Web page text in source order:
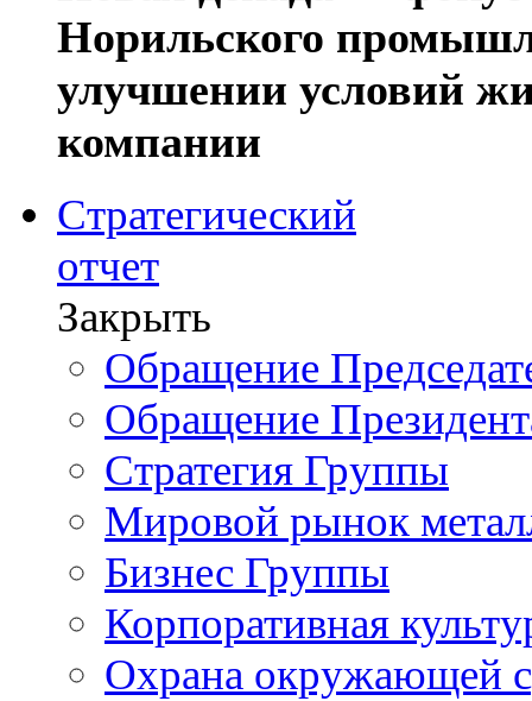
Норильского
улучшении условий
компании
Стратегический
отчет
Закрыть
Обращение
Обращение
Стратегия Группы
Мировой рынок
Бизнес Группы
Корпоративная
Охрана окружающей